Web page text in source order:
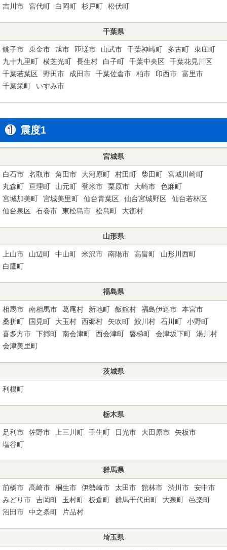
吉川市
宮代町 白岡町 杉戸町 松伏町
千葉県
銚子市 東金市 旭市 匝瑳市 山武市 千葉神崎町 多古町
東庄町
九十九里町
横芝光町 長生村 白子町 千葉中央区
千葉花見川区
千葉若葉区
野田市 成田市 千葉佐倉市 柏市 印西市
富里市
千葉栄町
いすみ市
震度1
宮城県
白石市 名取市 角田市 大河原町 村田町 柴田町
宮城川崎町
丸森町
亘理町 山元町 登米市 栗原市 大崎市
色麻町
宮城加美町
宮城美里町 仙台青葉区 仙台宮城野区
仙台若林区
仙台泉区
石巻市 東松島市 松島町 大衡村
山形県
上山市 山辺町 中山町 米沢市 南陽市 高畠町
山形川西町
白鷹町
福島県
相馬市 南相馬市 葛尾村 新地町 飯舘村 福島伊達市
本宮市
桑折町
国見町 大玉村 西郷村 矢吹町 鮫川村 石川町
小野町
喜多方市
下郷町 南会津町 西会津町 磐梯町 会津坂下町
湯川村
会津美里町
茨城県
利根町
栃木県
足利市 佐野市 上三川町 壬生町 日光市 大田原市
矢板市
塩谷町
群馬県
前橋市 高崎市 桐生市 伊勢崎市 太田市 館林市 渋川市
安中市
みどり市
吉岡町 玉村町 板倉町 群馬千代田町 大泉町
邑楽町
沼田市
中之条町 片品村
埼玉県